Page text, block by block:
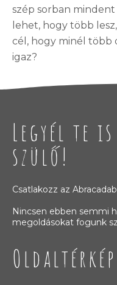
szép sorban
lehet, hogy több
cél, hogy minél több
igaz?
Legyél te
szülő!
Csatlakozz az
Nincsen ebben semmi
megoldásokat fogunk
Oldaltérkép